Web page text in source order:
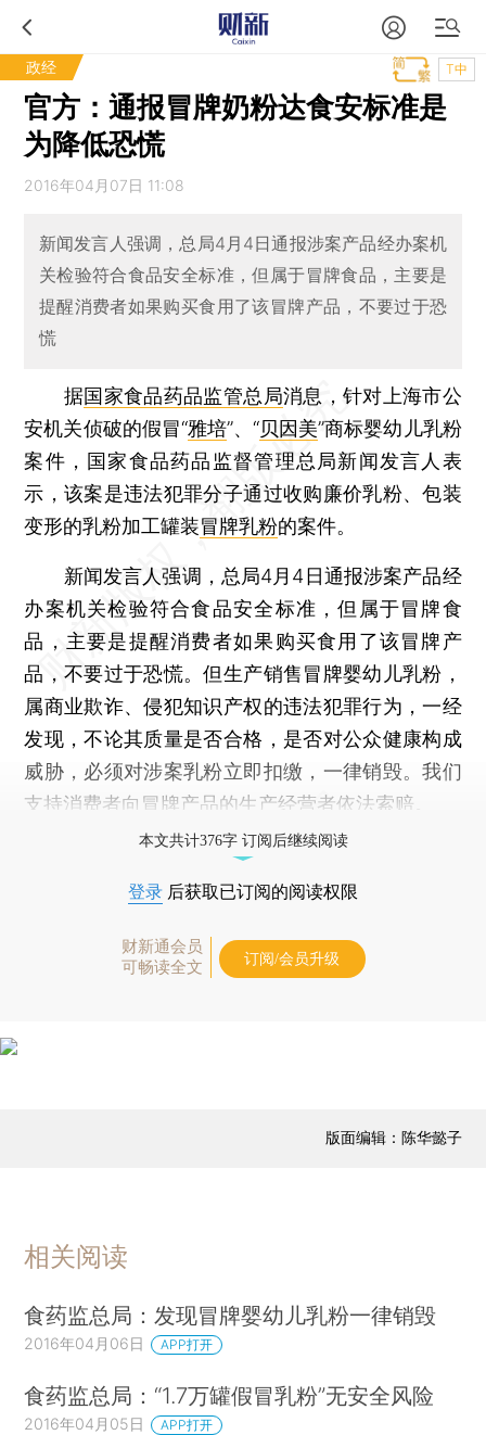
政经 T中
官方：通报冒牌奶粉达食安标准是
为降低恐慌
2016年04月07日 11:08
新闻发言人强调，总局4月4日通报涉案产品经办案机
关检验符合食品安全标准，但属于冒牌食品，主要是
提醒消费者如果购买食用了该冒牌产品，不要过于恐
慌
据国家食品药品监管总局消息，针对上海市公
安机关侦破的假冒“雅培”、“贝因美”商标婴幼儿乳粉
案件，国家食品药品监督管理总局新闻发言人表
示，该案是违法犯罪分子通过收购廉价乳粉、包装
变形的乳粉加工罐装冒牌乳粉的案件。
新闻发言人强调，总局4月4日通报涉案产品经
办案机关检验符合食品安全标准，但属于冒牌食
品，主要是提醒消费者如果购买食用了该冒牌产
品，不要过于恐慌。但生产销售冒牌婴幼儿乳粉，
属商业欺诈、侵犯知识产权的违法犯罪行为，一经
发现，不论其质量是否合格，是否对公众健康构成
威胁，必须对涉案乳粉立即扣缴，一律销毁。我们
支持消费者向冒牌产品的生产经营者依法索赔。
本文共计376字 订阅后继续阅读
登录 后获取已订阅的阅读权限
财新通会员
可畅读全文
订阅/会员升级
版面编辑：陈华懿子
相关阅读
食药监总局：发现冒牌婴幼儿乳粉一律销毁
2016年04月06日 APP打开
食药监总局：“1.7万罐假冒乳粉”无安全风险
2016年04月05日 APP打开